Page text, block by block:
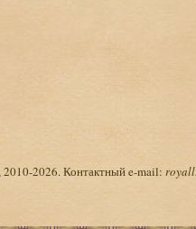
2026. Контактный e-mail: